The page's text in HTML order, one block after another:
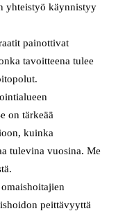
yhteistyö käynnistyy
painottivat
tavoitteena tulee
on tärkeää
kuinka
tulevina vuosina. Me
peittävyyttä